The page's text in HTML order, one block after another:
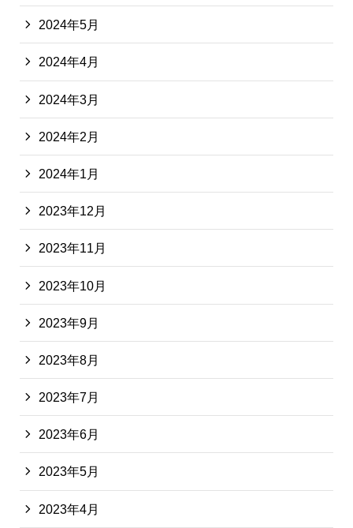
2024年5月
2024年4月
2024年3月
2024年2月
2024年1月
2023年12月
2023年11月
2023年10月
2023年9月
2023年8月
2023年7月
2023年6月
2023年5月
2023年4月